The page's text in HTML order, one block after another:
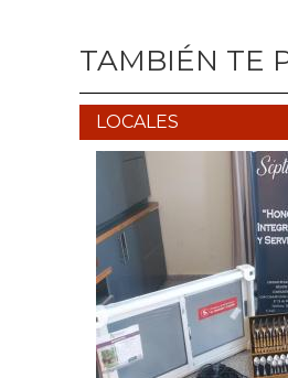
TAMBIÉN TE
LOCALES